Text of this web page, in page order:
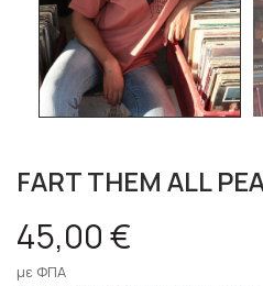
FART THEM ALL
45,00 €
με ΦΠΑ